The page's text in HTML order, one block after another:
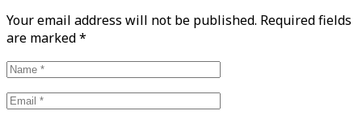
Your email address will not be published. Required fields
are marked*